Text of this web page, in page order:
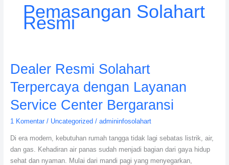
Pemasangan Solahart
Resmi
Dealer Resmi Solahart
Terpercaya dengan Layanan
Service Center Bergaransi
1 Komentar / Uncategorized / admininfosolahart
Di era modern, kebutuhan rumah tangga tidak lagi sebatas listrik, air,
dan gas. Kehadiran air panas sudah menjadi bagian dari gaya hidup
sehat dan nyaman. Mulai dari mandi pagi yang menyegarkan,
Dealer
Resmi
Solahart
Terpercaya
dengan
Layanan
Bergaransi